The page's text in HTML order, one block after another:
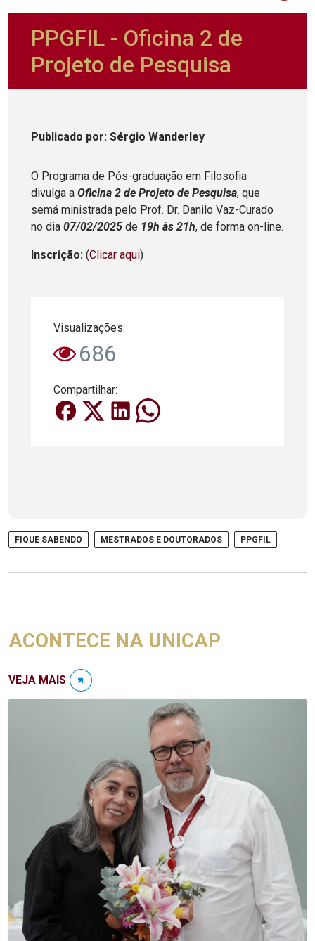
PPGFIL - Oficina 2 de
Projeto de Pesquisa
Publicado por: Sérgio Wanderley
O Programa de Pós-graduação em Filosofia
divulga a Oficina 2 de Projeto de Pesquisa, que
semá ministrada pelo Prof. Dr. Danilo Vaz-Curado
no dia 07/02/2025 de 19h às 21h, de forma on-line.
Inscrição: (Clicar aqui)
Visualizações:
686
Compartilhar:
FIQUE SABENDO MESTRADOS E DOUTORADOS PPGFIL
ACONTECE NA UNICAP
VEJA MAIS